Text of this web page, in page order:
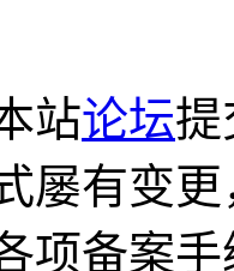
站论坛提
屡有变
项备案